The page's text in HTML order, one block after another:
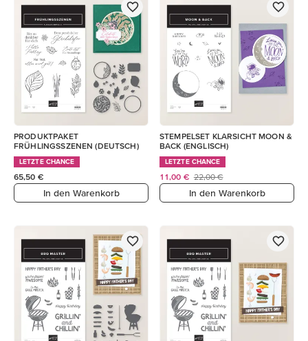
PRODUKTPAKET
FRÜHLINGSSZENEN (DEUTSCH)
LETZTE CHANCE
65,50 €
In den Warenkorb
STEMPELSET KLARSICHT MOON &
BACK (ENGLISCH)
LETZTE CHANCE
11,00 € 22,00 €
In den Warenkorb